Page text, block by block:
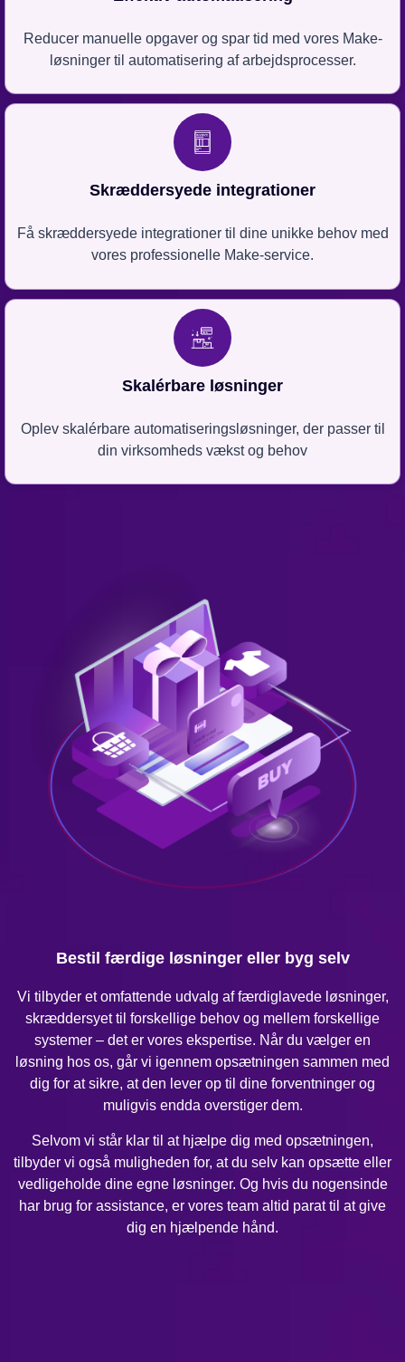
Reducer manuelle opgaver og spar tid med vores Make-
løsninger til automatisering af arbejdsprocesser.
Skræddersyede integrationer
Få skræddersyede integrationer til dine unikke behov med
vores professionelle Make-service.
Skalérbare løsninger
Oplev skalérbare automatiseringsløsninger, der passer til
din virksomheds vækst og behov
Bestil færdige løsninger eller byg selv
Vi tilbyder et omfattende udvalg af færdiglavede løsninger,
skræddersyet til forskellige behov og mellem forskellige
systemer – det er vores ekspertise. Når du vælger en
løsning hos os, går vi igennem opsætningen sammen med
dig for at sikre, at den lever op til dine forventninger og
muligvis endda overstiger dem.
Selvom vi står klar til at hjælpe dig med opsætningen,
tilbyder vi også muligheden for, at du selv kan opsætte eller
vedligeholde dine egne løsninger. Og hvis du nogensinde
har brug for assistance, er vores team altid parat til at give
dig en hjælpende hånd.